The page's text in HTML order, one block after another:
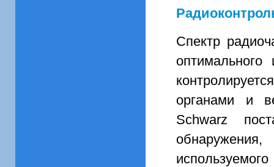
Спектр
оптимального
органами и
Schwarz